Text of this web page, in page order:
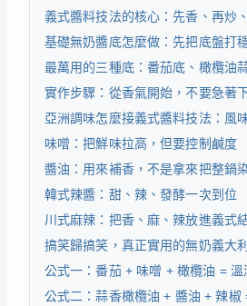
義式醬料技法的核心：先香、再炒
基礎無奶醬底怎麼做：先把底盤打
最萬用的三種底：番茄底、橄欖油
實作步驟：從香氣開始，不要急著
亞洲調味怎麼接義式醬料技法：風
味噌：把鮮味拉高，但要控制鹹度
醬油：用來補香，不是拿來把整鍋
韓式辣醬：甜、辣、發酵一次到位
川式麻辣：把香、麻、辣放進義式
搞笑歸搞笑，真正實用的無奶義大
公式一：番茄 + 味噌 + 橄欖油 = 溫
公式二：蒜香橄欖油 + 醬油 + 辣椒